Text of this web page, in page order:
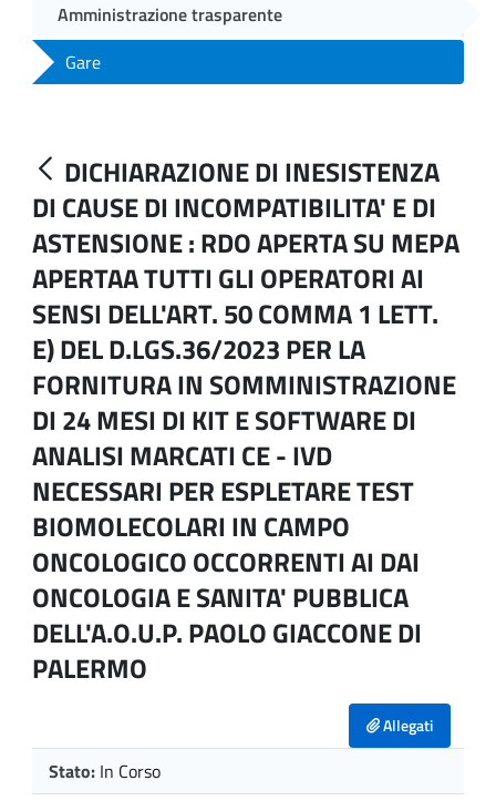
Amministrazione trasparente
Gare
DICHIARAZIONE DI INESISTENZA
DI CAUSE DI INCOMPATIBILITA' E DI
ASTENSIONE : RDO APERTA SU MEPA
APERTAA TUTTI GLI OPERATORI AI
SENSI DELL'ART. 50 COMMA 1 LETT.
E) DEL D.LGS.36/2023 PER LA
FORNITURA IN SOMMINISTRAZIONE
DI 24 MESI DI KIT E SOFTWARE DI
ANALISI MARCATI CE - IVD
NECESSARI PER ESPLETARE TEST
BIOMOLECOLARI IN CAMPO
ONCOLOGICO OCCORRENTI AI DAI
ONCOLOGIA E SANITA' PUBBLICA
DELL'A.O.U.P. PAOLO GIACCONE DI
PALERMO
Allegati
Stato: In Corso